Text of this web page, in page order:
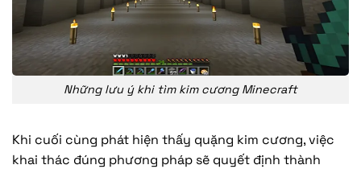
Những lưu ý khi tìm kim cương Minecraft
Khi cuối cùng phát hiện thấy quặng kim cương, việc
khai thác đúng phương pháp sẽ quyết định thành